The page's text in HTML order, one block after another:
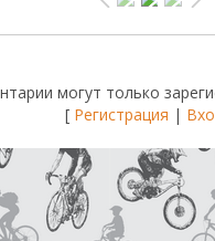
могут только
[ Регистрация |